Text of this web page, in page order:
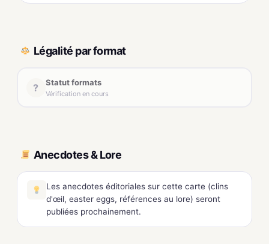
Légalité par format
? Statut formats
Vérification en cours
Anecdotes & Lore
Les anecdotes éditoriales sur cette carte (clins
d'œil, easter eggs, références au lore) seront
publiées prochainement.